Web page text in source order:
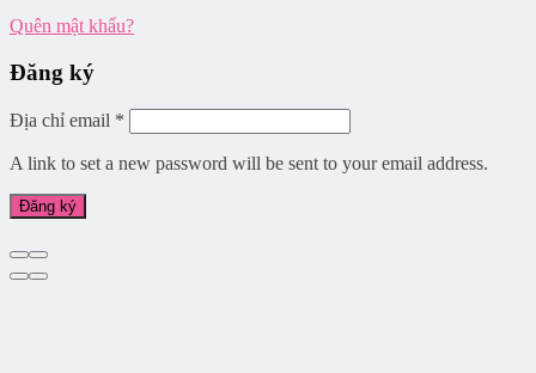
Quên mật khẩu?
Đăng ký
Địa chỉ email *
A link to set a new password will be sent to your email address.
Đăng ký